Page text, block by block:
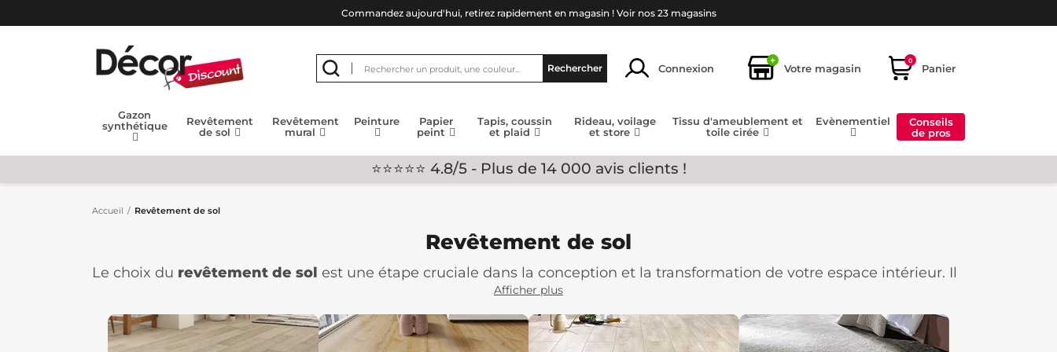
Commandez aujourd'hui, retirez rapidement en magasin ! Voir nos 23 magasins
Rechercher Connexion
+
Votre magasin
0
Panier
Gazon
synthétique
Revêtement
de sol
Revêtement
mural
Peinture
Papier
peint
Tapis, coussin
et plaid
Rideau, voilage
et store
Tissu d'ameublement et
toile cirée
Evènementiel
Conseils
de pros
⭐⭐⭐⭐⭐ 4.8/5 - Plus de 14 000 avis clients !
Accueil Revêtement de sol
Revêtement de sol
Le choix du revêtement de sol est une étape cruciale dans la conception et la transformation de votre espace intérieur. Il
ne s'agit pas seulement d'un aspect pratique, mais également d'une composante essentielle de l'esthétique générale de la
spécifiques et contribuer à créer l'atmosphère désirée.
Afficher plus